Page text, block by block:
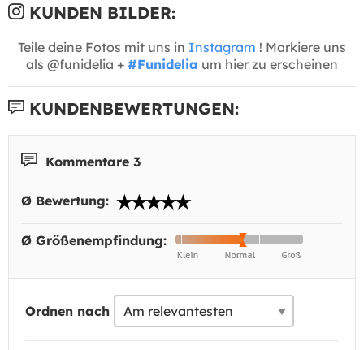
KUNDEN BILDER:
Teile deine Fotos mit uns in Instagram ! Markiere uns
als @funidelia + #Funidelia um hier zu erscheinen
KUNDENBEWERTUNGEN:
Kommentare 3
Ø Bewertung:
Ø Größenempfindung:
Ordnen nach